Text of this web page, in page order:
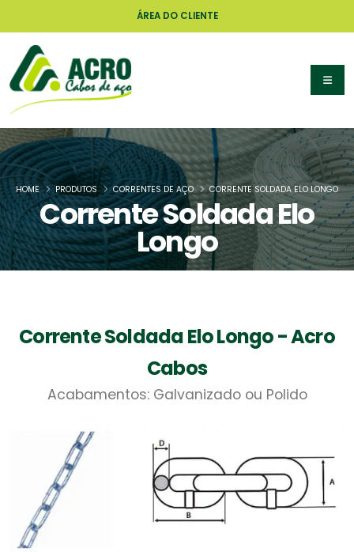
ÁREA DO CLIENTE
Corrente Soldada Elo
Longo
HOME PRODUTOS CORRENTES DE AÇO CORRENTE SOLDADA ELO LONGO
Corrente Soldada Elo Longo - Acro
Cabos
Acabamentos: Galvanizado ou Polido